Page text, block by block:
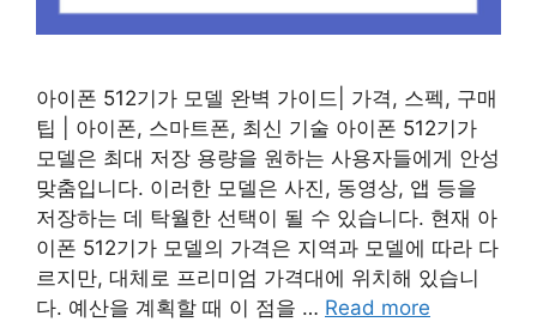
아이폰 512기가 모델 완벽 가이드| 가격, 스펙, 구매
팁 | 아이폰, 스마트폰, 최신 기술 아이폰 512기가
모델은 최대 저장 용량을 원하는 사용자들에게 안성
맞춤입니다. 이러한 모델은 사진, 동영상, 앱 등을
저장하는 데 탁월한 선택이 될 수 있습니다. 현재 아
이폰 512기가 모델의 가격은 지역과 모델에 따라 다
르지만, 대체로 프리미엄 가격대에 위치해 있습니
다. 예산을 계획할 때 이 점을 … Read more